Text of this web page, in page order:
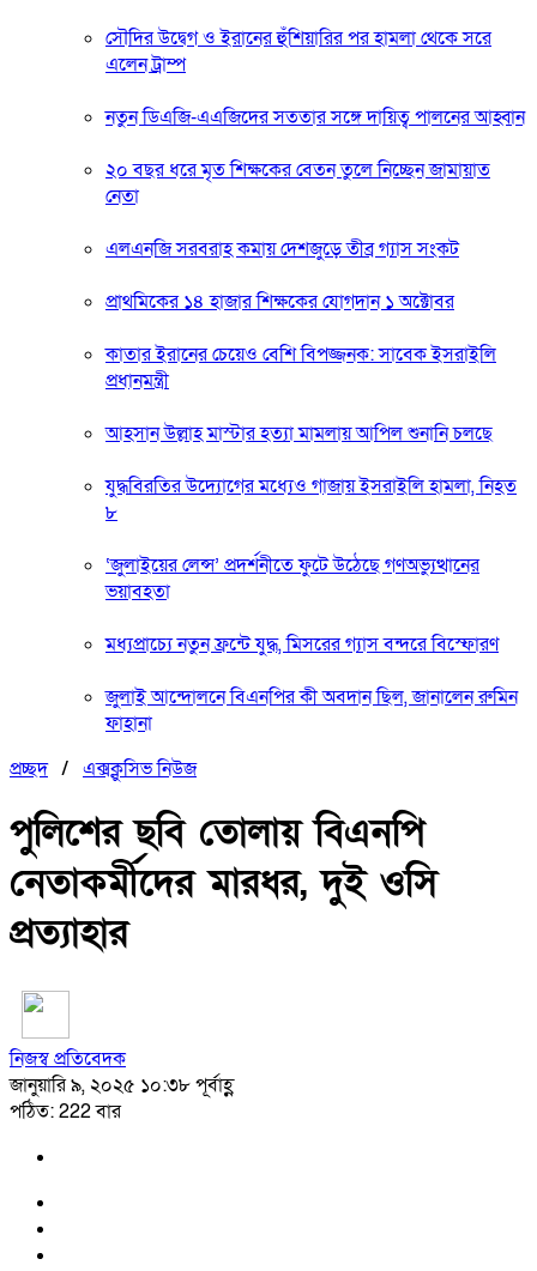
সৌদির উদ্বেগ ও ইরানের হুঁশিয়ারির পর হামলা থেকে সরে
এলেন ট্রাম্প
নতুন ডিএজি-এএজিদের সততার সঙ্গে দায়িত্ব পালনের আহ্বান
২০ বছর ধরে মৃত শিক্ষকের বেতন তুলে নিচ্ছেন জামায়াত
নেতা
এলএনজি সরবরাহ কমায় দেশজুড়ে তীব্র গ্যাস সংকট
প্রাথমিকের ১৪ হাজার শিক্ষকের যোগদান ১ অক্টোবর
কাতার ইরানের চেয়েও বেশি বিপজ্জনক: সাবেক ইসরাইলি
প্রধানমন্ত্রী
আহসান উল্লাহ মাস্টার হত্যা মামলায় আপিল শুনানি চলছে
যুদ্ধবিরতির উদ্যোগের মধ্যেও গাজায় ইসরাইলি হামলা, নিহত
৮
‘জুলাইয়ের লেন্স’ প্রদর্শনীতে ফুটে উঠেছে গণঅভ্যুত্থানের
ভয়াবহতা
মধ্যপ্রাচ্যে নতুন ফ্রন্টে যুদ্ধ, মিসরের গ্যাস বন্দরে বিস্ফোরণ
জুলাই আন্দোলনে বিএনপির কী অবদান ছিল, জানালেন রুমিন
ফাহানা
প্রচ্ছদ/ এক্সক্লুসিভ নিউজ
পুলিশের ছবি তোলায় বিএনপি
নেতাকর্মীদের মারধর, দুই ওসি
প্রত্যাহার
নিজস্ব প্রতিবেদক
জানুয়ারি ৯, ২০২৫ ১০:৩৮ পূর্বাহ্ণ
পঠিত: 222 বার